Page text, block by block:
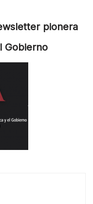
pionera
Gobierno